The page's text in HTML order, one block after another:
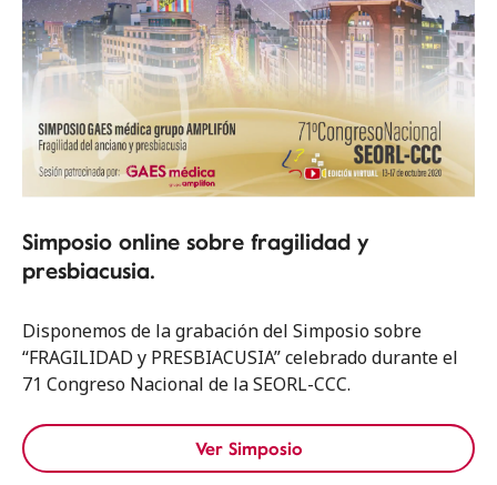
Simposio online sobre fragilidad y
presbiacusia.
Disponemos de la grabación del Simposio sobre
“FRAGILIDAD y PRESBIACUSIA” celebrado durante el
71 Congreso Nacional de la SEORL-CCC.
Ver Simposio